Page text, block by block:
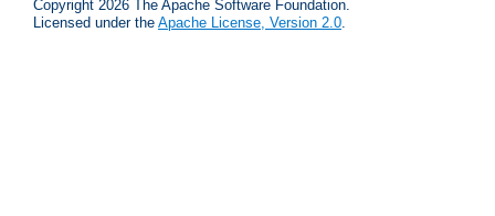
Copyright 2026 The Apache Software Foundation.
Licensed under the Apache License, Version 2.0